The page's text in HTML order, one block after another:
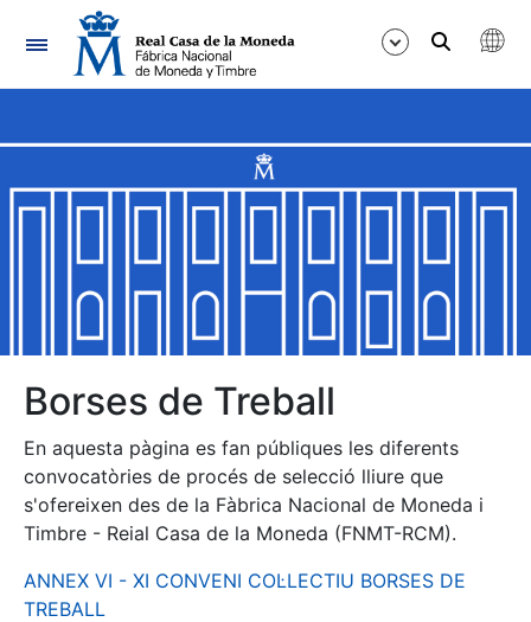
Navegació
Mostra/Amaga
Mostra/Amaga
Mostra/Amaga
Mostra/Amaga
Mostra/Amaga
Borses de Treball
En aquesta pàgina es fan públiques les diferents
convocatòries de procés de selecció lliure que
s'ofereixen des de la Fàbrica Nacional de Moneda i
Timbre - Reial Casa de la Moneda (FNMT-RCM).
ANNEX VI - XI CONVENI COL·LECTIU BORSES DE
TREBALL